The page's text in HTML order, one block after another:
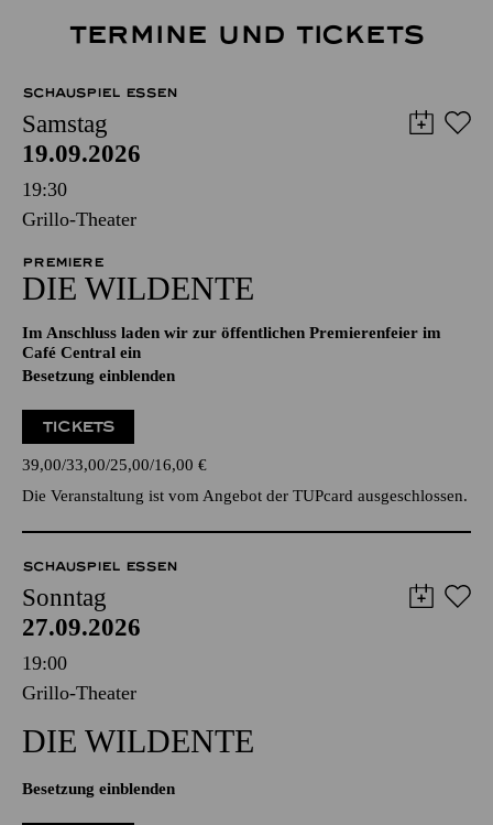
TERMINE UND TICKETS
SCHAUSPIEL ESSEN
Samstag
19.09.2026
19:30
Grillo-Theater
PREMIERE
DIE WILDENTE
Im Anschluss laden wir zur öffentlichen Premierenfeier im
Café Central ein
Besetzung einblenden
TICKETS
39,00 33,00 25,00 16,00 €
Die Veranstaltung ist vom Angebot der TUPcard ausgeschlossen.
SCHAUSPIEL ESSEN
Sonntag
27.09.2026
19:00
Grillo-Theater
DIE WILDENTE
Besetzung einblenden